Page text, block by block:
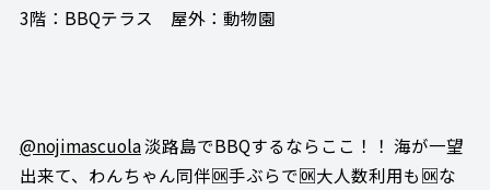
3階：BBQテラス 屋外：動物園
@nojimascuola淡路島でBBQするならここ！！ 海が一望
出来て、わんちゃん同伴🆗手ぶらで🆗大人数利用も🆗な